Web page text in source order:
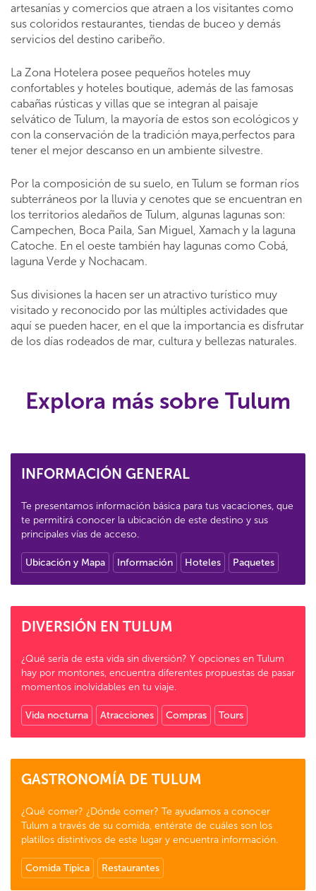
artesanías y comercios que atraen a los visitantes como
sus coloridos restaurantes, tiendas de buceo y demás
servicios del destino caribeño.
La Zona Hotelera posee pequeños hoteles muy
confortables y hoteles boutique, además de las famosas
cabañas rústicas y villas que se integran al paisaje
selvático de Tulum, la mayoría de estos son ecológicos y
con la conservación de la tradición maya,perfectos para
tener el mejor descanso en un ambiente silvestre.
Por la composición de su suelo, en Tulum se forman ríos
subterráneos por la lluvia y cenotes que se encuentran en
los territorios aledaños de Tulum, algunas lagunas son:
Campechen, Boca Paila, San Miguel, Xamach y la laguna
Catoche. En el oeste también hay lagunas como Cobá,
laguna Verde y Nochacam.
Sus divisiones la hacen ser un atractivo turístico muy
visitado y reconocido por las múltiples actividades que
aquí se pueden hacer, en el que la importancia es disfrutar
de los días rodeados de mar, cultura y bellezas naturales.
Explora más sobre Tulum
INFORMACIÓN GENERAL
Te presentamos información básica para tus vacaciones, que
te permitirá conocer la ubicación de este destino y sus
principales vías de acceso.
Ubicación y Mapa Información Hoteles Paquetes
DIVERSIÓN EN TULUM
¿Qué sería de esta vida sin diversión? Y opciones en Tulum
hay por montones, encuentra diferentes propuestas de pasar
momentos inolvidables en tu viaje.
Vida nocturna Atracciones Compras Tours
GASTRONOMÍA DE TULUM
¿Qué comer? ¿Dónde comer? Te ayudamos a conocer
Tulum a través de su comida, entérate de cuáles son los
platillos distintivos de este lugar y encuentra información.
Comida Típica Restaurantes